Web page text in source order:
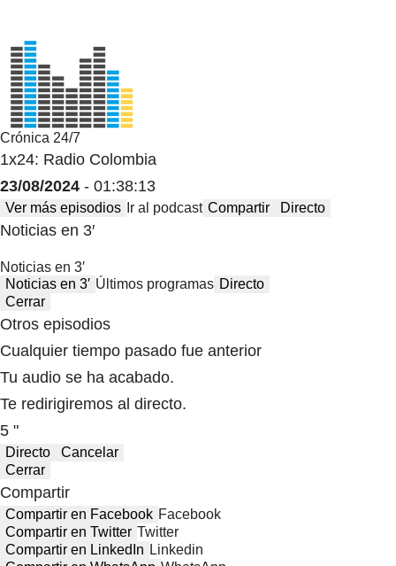
Crónica 24/7
1x24: Radio Colombia
23/08/2024 - 01:38:13
Ver más episodios Ir al podcast Compartir Directo
Noticias en 3′
Noticias en 3′
Noticias en 3′ Últimos programas Directo
Cerrar
Otros episodios
Cualquier tiempo pasado fue anterior
Tu audio se ha acabado.
Te redirigiremos al directo.
5 "
Directo
Cancelar
Cerrar
Compartir
Compartir en Facebook Facebook
Compartir en Twitter Twitter
Compartir en LinkedIn Linkedin